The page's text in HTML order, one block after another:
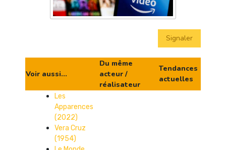
Signaler
Voir aussi...
Du même
acteur /
réalisateur
Tendances
actuelles
Les
Apparences
(2022)
Vera Cruz
(1954)